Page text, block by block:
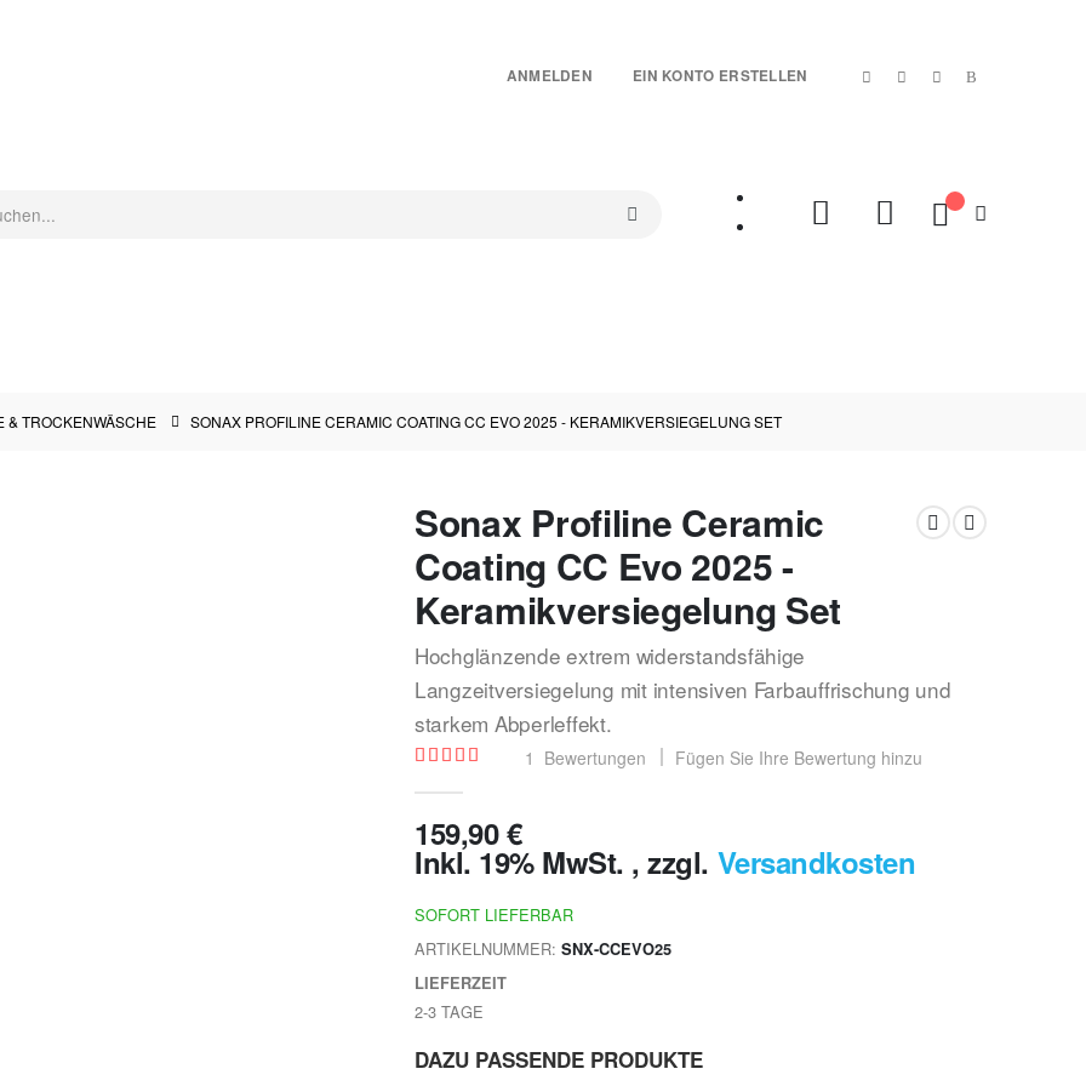
ANMELDEN EIN KONTO ERSTELLEN
Mein Warenkorb
& TROCKENWÄSCHE SONAX PROFILINE CERAMIC COATING CC EVO 2025 - KERAMIKVERSIEGELUNG SET
Sonax Profiline Ceramic
Coating CC Evo 2025 -
Keramikversiegelung Set
Hochglänzende extrem widerstandsfähige
Langzeitversiegelung mit intensiven Farbauffrischung und
starkem Abperleffekt.
Bewertung: 1 Bewertungen Fügen Sie Ihre Bewertung hinzu
159,90 €
Inkl. 19% MwSt. ,zzgl. Versandkosten
SOFORT LIEFERBAR
ARTIKELNUMMER SNX-CCEVO25
LIEFERZEIT
2-3 TAGE
DAZU PASSENDE PRODUKTE